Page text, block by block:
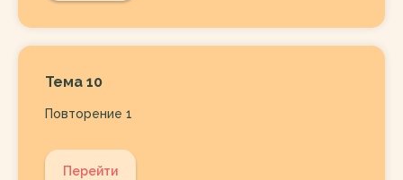
Тема 10
Повторение 1
Перейти